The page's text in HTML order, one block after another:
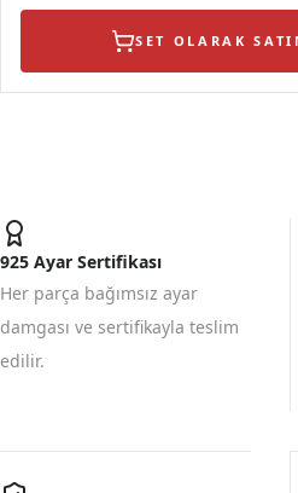
SET OLARAK
925 Ayar Sertifikası
Her parça bağımsız ayar
damgası ve sertifikayla teslim
edilir.